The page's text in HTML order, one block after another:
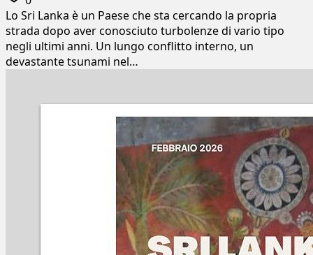
Lo Sri Lanka è un Paese che sta cercando la propria
strada dopo aver conosciuto turbolenze di vario tipo
negli ultimi anni. Un lungo conflitto interno, un
devastante tsunami nel…